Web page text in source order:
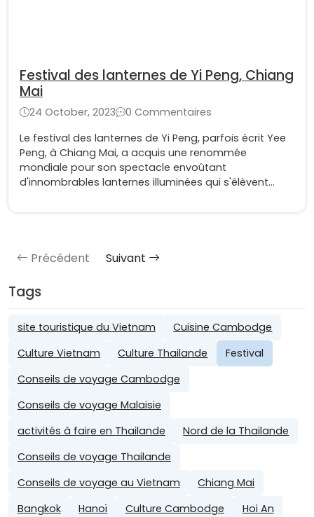
Tags
site touristique du Vietnam
Cuisine Cambodge
Culture Vietnam
Culture Thailande
Festival
Conseils de voyage Cambodge
Conseils de voyage Malaisie
activités à faire en Thailande
Nord de la Thailande
Conseils de voyage Thailande
Conseils de voyage au Vietnam
Chiang Mai
Bangkok
Hanoï Culture Cambodge
Hoi An
Festival des lanternes de Yi Peng, Chiang
Mai
24 October, 2023
0 Commentaires
Le festival des lanternes de Yi Peng, parfois écrit Yee
Peng, à Chiang Mai, a acquis une renommée
mondiale pour son spectacle envoûtant
d'innombrables lanternes illuminées qui s'élèvent
Précédent Suivant